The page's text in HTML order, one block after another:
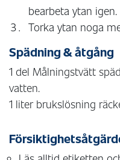
bearbeta ytan igen.
Torka ytan noga
Spädning & åtgång
1 del Målningstvätt
vatten.
1 liter brukslösning